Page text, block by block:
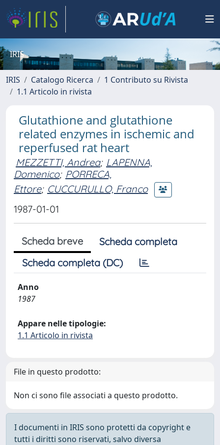
IRIS
IRIS Catalogo Ricerca
1 Contributo su Rivista
1.1 Articolo in rivista
Glutathione and glutathione
related enzymes in ischemic and
reperfused rat heart
MEZZETTI, Andrea; LAPENNA,
Domenico; PORRECA,
Ettore; CUCCURULLO, Franco
1987-01-01
Scheda breve
Scheda completa
Scheda completa (DC)
Anno
1987
Appare nelle tipologie:
1.1 Articolo in rivista
File in questo prodotto:
Non ci sono file associati a questo prodotto.
I documenti in IRIS sono protetti da copyright e
tutti i diritti sono riservati, salvo diversa